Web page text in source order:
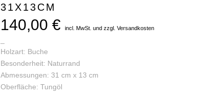
31X13CM
140,00 € incl. MwSt. und zzgl. Versandkosten
Holzart: Buche
Besonderheit: Naturrand
Abmessungen: 31 cm x 13 cm
Oberfläche: Tungöl